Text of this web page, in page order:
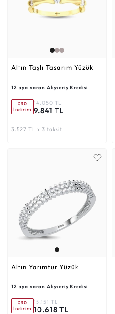
Altın Taşlı Tasarım Yüzük
12 aya varan Alışveriş Kredisi
%30
İndirim
14.050 TL
9.841 TL
3.527 TL x 3 taksit
Altın Yarımtur Yüzük
12 aya varan Alışveriş Kredisi
%30
İndirim
15.151 TL
10.618 TL